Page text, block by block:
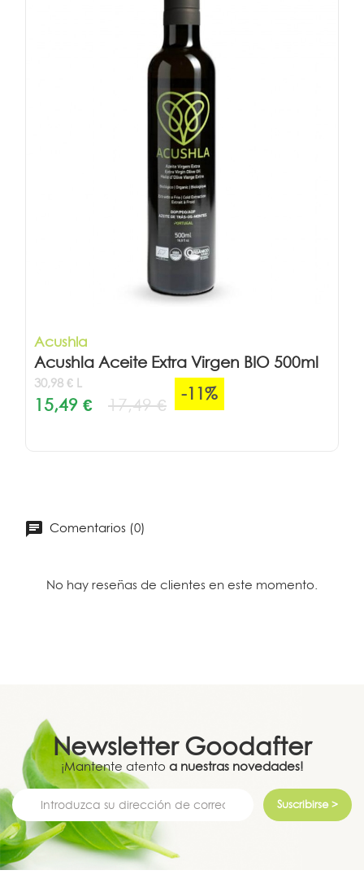
Acushla
Acushla Aceite Extra Virgen BIO 500ml
30,98 € L
15,49 € 17,49 €
-11%
Comentarios (0)
No hay reseñas de clientes en este momento.
Newsletter Goodafter
¡Mantente atento a nuestras novedades!
Suscribirse >